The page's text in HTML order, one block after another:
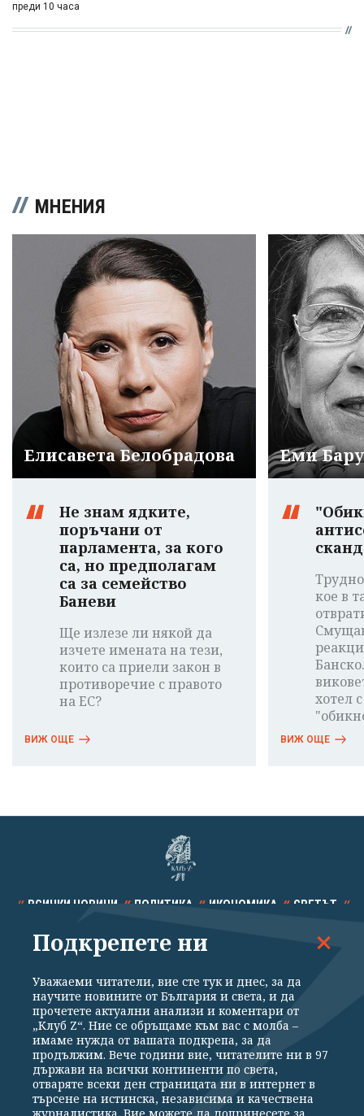
преди 10 часа
МНЕНИЯ
Елисавета Белобрадова
Не знам ядките,
поръчани от
парламента, за кого
са, но предполагам
са за семейство
Баневи
Ще излезе ли някой да
изчете имената на тези,
които са приели закон в
противоречие с правото
на ЕС?
ВИЖ ОЩЕ
Еми
кое в
хотел
ВИЖ ОЩЕ
ВСИЧКИ НОВИНИ ПОЛИТИКА ИКОНОМИКА СВЕТЪТ
СПОРТ КУЛТУРА ТЕХНОЛОГИИ КАЛЕЙДОСКОП
Общи условия
Политика за поверителност
Реклама
Партньори Контакти
За Клуб Z
Екип
Подкрепете ни
Подкрепете ни
Уважаеми читатели, вие сте тук и днес, за да
научите новините от България и света, и да
прочетете актуални анализи и коментари от
„Клуб Z“. Ние се обръщаме към вас с молба –
имаме нужда от вашата подкрепа, за да
продължим. Вече години вие, читателите ни в 97
държави на всички континенти по света,
отваряте всеки ден страницата ни в интернет в
търсене на истинска, независима и качествена